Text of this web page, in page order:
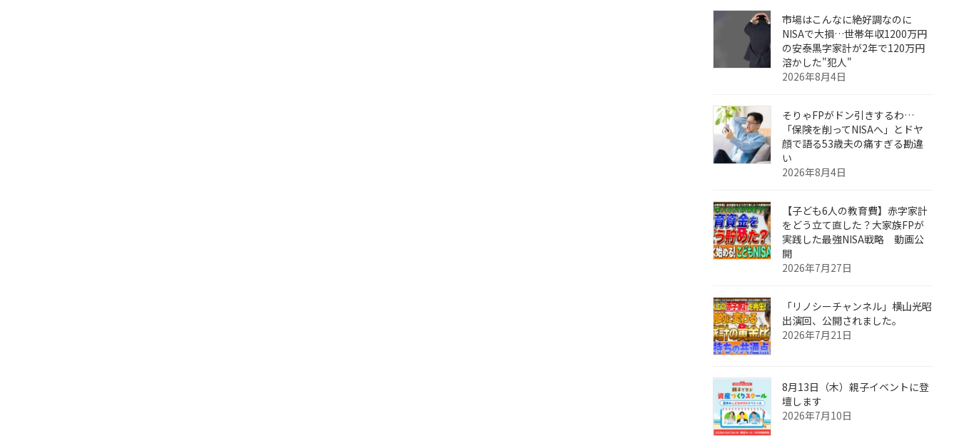
市場はこんなに絶好調なのに
NISAで大損…世帯年収1200万円
の安泰黒字家計が2年で120万円
溶かした"犯人"
2026年8月4日
そりゃFPがドン引きするわ…
「保険を削ってNISAへ」とドヤ
顔で語る53歳夫の痛すぎる勘違
い
2026年8月4日
【子ども6人の教育費】赤字家計
をどう立て直した？大家族FPが
実践した最強NISA戦略 動画公
開
2026年7月27日
「リノシーチャンネル」横山光昭
出演回、公開されました。
2026年7月21日
8月13日（木）親子イベントに登
壇します
2026年7月10日